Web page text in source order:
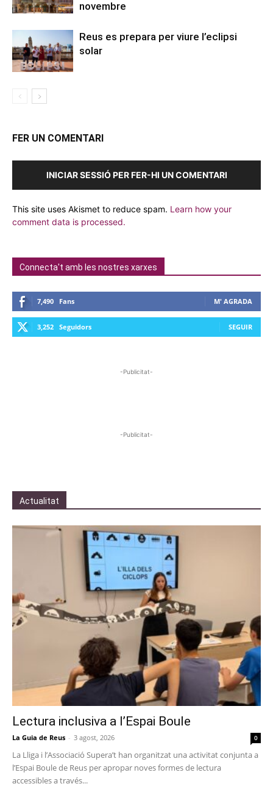
novembre
Reus es prepara per viure l’eclipsi
solar
FER UN COMENTARI
INICIAR SESSIÓ PER FER-HI UN COMENTARI
This site uses Akismet to reduce spam. Learn how your
comment data is processed.
Connecta't amb les nostres xarxes
7,490 Fans M' AGRADA
3,252 Seguidors SEGUIR
-Publicitat-
-Publicitat-
Actualitat
Lectura inclusiva a l’Espai Boule
La Guia de Reus - 3 agost, 2026 0
La Lliga i l’Associació Supera’t han organitzat una activitat conjunta a
l’Espai Boule de Reus per apropar noves formes de lectura
accessibles a través...